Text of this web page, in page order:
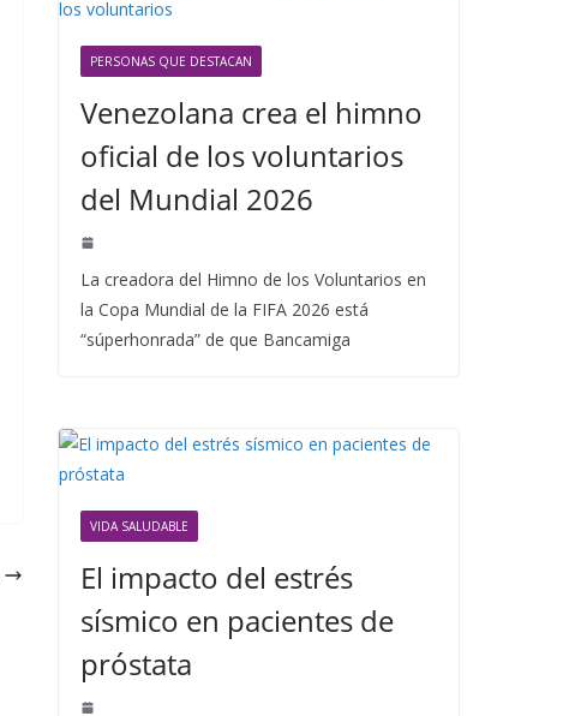
PERSONAS QUE DESTACAN
Venezolana crea el himno
oficial de los voluntarios
del Mundial 2026
La creadora del Himno de los Voluntarios en
la Copa Mundial de la FIFA 2026 está
“súperhonrada” de que Bancamiga
VIDA SALUDABLE
El impacto del estrés
sísmico en pacientes de
próstata